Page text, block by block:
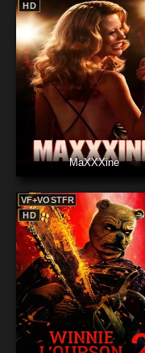
HD
MaXXXine
HD
VF+VOSTFR